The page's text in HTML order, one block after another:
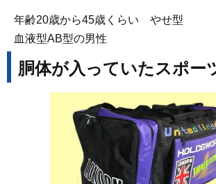
年齢20歳から45歳くらい やせ型
血液型AB型の男性
胴体が入っていたスポー